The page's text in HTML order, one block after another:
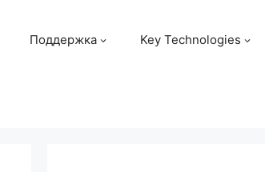
Поддержка Key Technologies